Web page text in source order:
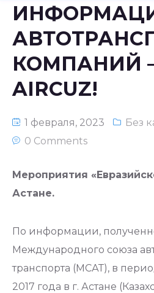
КОМПАНИЙ
AIRCUZ!
1 февраля, 2023
Без
0 Comments
Мероприятия
Астане.
По информации,
Международного союза
транспорта (МСАТ), в
2017 года в г. Астане